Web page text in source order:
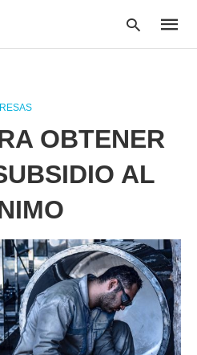
your
search
OBTENER
AL